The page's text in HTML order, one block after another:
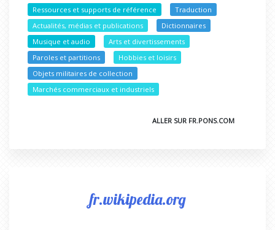
Ressources et supports de référence
Traduction
Actualités, médias et publications
Dictionnaires
Musique et audio
Arts et divertissements
Paroles et partitions
Hobbies et loisirs
Objets militaires de collection
Marchés commerciaux et industriels
ALLER SUR FR.PONS.COM
fr.wikipedia.org